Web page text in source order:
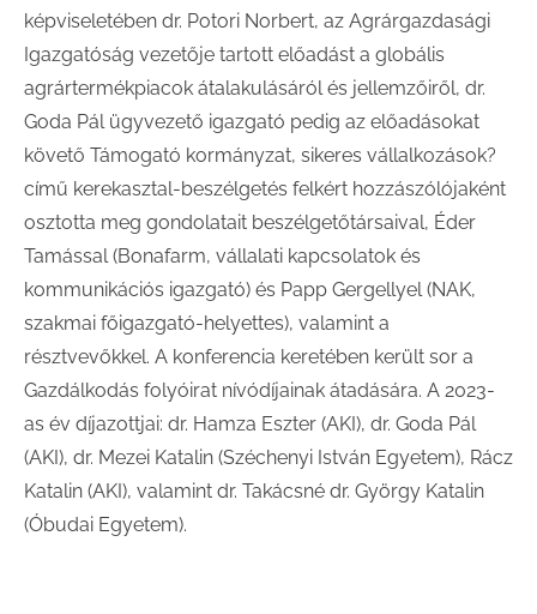
képviseletében dr. Potori Norbert, az Agrárgazdasági
Igazgatóság vezetője tartott előadást a globális
agrártermékpiacok átalakulásáról és jellemzőiről, dr.
Goda Pál ügyvezető igazgató pedig az előadásokat
követő Támogató kormányzat, sikeres vállalkozások?
című kerekasztal-beszélgetés felkért hozzászólójaként
osztotta meg gondolatait beszélgetőtársaival, Éder
Tamással (Bonafarm, vállalati kapcsolatok és
kommunikációs igazgató) és Papp Gergellyel (NAK,
szakmai főigazgató-helyettes), valamint a
résztvevőkkel. A konferencia keretében került sor a
Gazdálkodás folyóirat nívódíjainak átadására. A 2023-
as év díjazottjai: dr. Hamza Eszter (AKI), dr. Goda Pál
(AKI), dr. Mezei Katalin (Széchenyi István Egyetem), Rácz
Katalin (AKI), valamint dr. Takácsné dr. György Katalin
(Óbudai Egyetem).